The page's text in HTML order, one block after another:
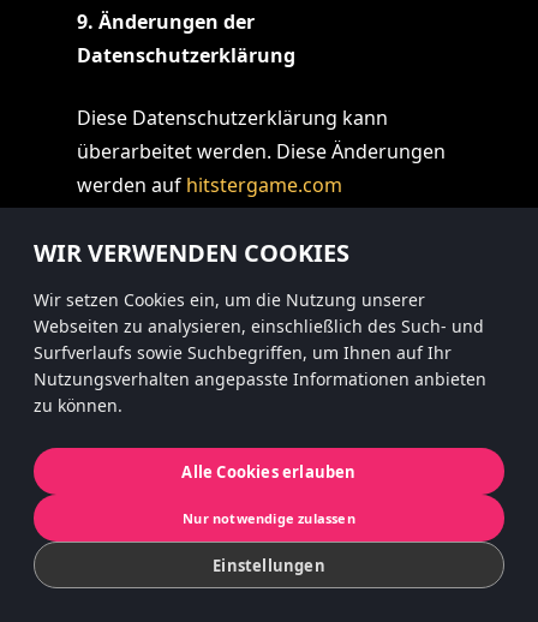
WIR VERWENDEN COOKIES
Wir setzen Cookies ein, um die Nutzung unserer
Webseiten zu analysieren, einschließlich des Such- und
Surfverlaufs sowie Suchbegriffen, um Ihnen auf Ihr
Nutzungsverhalten angepasste Informationen anbieten
zu können.
Alle Cookies erlauben
Nur notwendige zulassen
Einstellungen
9. Änderungen der
Datenschutzerklärung
Diese Datenschutzerklärung kann
überarbeitet werden. Diese Änderungen
werden auf hitstergame.com
Fassung ist der 24. Mai 2018.
Wenn Sie Zugriff auf Ihre Informationen
wünschen, sind wir verpflichtet, alle
erforderlichen Maßnahmen zu ergreifen,
um Ihre Identität zu überprüfen. Diese
Maßnahmen dienen ausschließlich dem
Schutz Ihrer Daten und der Reduzierung
des Risikos von Identitätsbetrug,
Diebstahl oder unberechtigtem Zugriff
auf Ihre Daten. Wir bitten Sie daher, uns